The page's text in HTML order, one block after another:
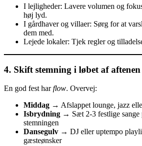
I lejligheder: Lavere volumen og
høj lyd.
I gårdhaver og villaer: Sørg for at
dem med.
Lejede lokaler: Tjek regler og
4. Skift stemning i løbet af aftenen
En god fest harflow. Overvej:
Middag → Afslappet lounge, jazz
Isbrydning → Sæt 2-3 festlige sange
stemningen
Dansegulv → DJ eller uptempo
gæsteønsker